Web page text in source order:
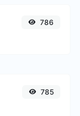
786
785